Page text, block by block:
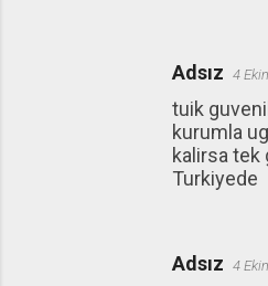
Adsız 4
tuik
kurumla
kalirsa tek
Turkiyede
Adsız 4